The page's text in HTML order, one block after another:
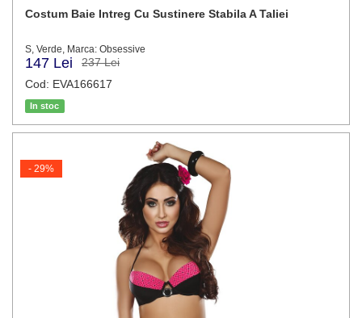
Costum Baie Intreg Cu Sustinere Stabila A Taliei
S, Verde, Marca: Obsessive
147 Lei
237 Lei
Cod: EVA166617
In stoc
- 29%